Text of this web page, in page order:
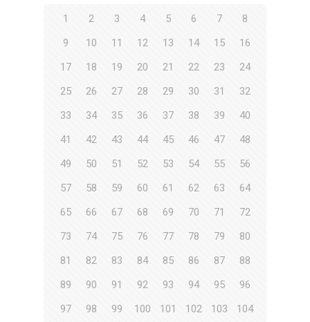
1 2 3 4 5 6 7
8
9
10 11 12 13 14 15
16
17
18 19 20 21 22 23
24
25
26 27 28 29 30 31
32
33
34 35 36 37 38 39
40
41
42 43 44 45 46 47
48
49
50 51 52 53 54 55
56
57
58 59 60 61 62 63
64
65
66 67 68 69 70 71
72
73
74 75 76 77 78 79
80
81
82 83 84 85 86 87
88
89
90 91 92 93 94 95
96
97
98 99 100 101 102 103
104